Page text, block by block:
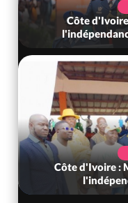
Côte
Côte d'Ivoire :